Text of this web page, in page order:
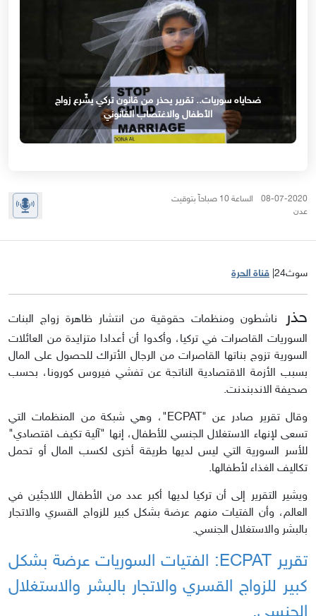
ضحاياه سوريات.. تقرير يحذر من قانون تركي يشّرع زواج
الأطفال والاغتصاب القانوني
08-07-2020 الساعة 10 صباحاً بتوقيت
عدن
سوث24| قناة الحرة
حذر
ناشطون ومنظمات حقوقية من انتشار ظاهرة زواج البنات
السوريات القاصرات في تركيا، وأكدوا أن أعدادا متزايدة من العائلات
السورية تزوج بناتها القاصرات من الرجال الأتراك للحصول على المال
بسبب الأزمة الاقتصادية الناتجة عن تفشي فيروس كورونا، بحسب
صحيفة الاندبندنت.
وقال تقرير صادر عن "ECPAT"، وهي شبكة من المنظمات التي
تسعى لإنهاء الاستغلال الجنسي للأطفال، إنها "آلية تكيف اقتصادي"
للأسر السورية التي ليس لديها طريقة أخرى لكسب المال أو تحمل
تكاليف الغذاء لأطفالها.
ويشير التقرير إلى أن تركيا لديها أكبر عدد من الأطفال اللاجئين في
العالم، وأن الفتيات منهم عرضة بشكل كبير للزواج القسري والاتجار
بالبشر والاستغلال الجنسي.
تقرير ECPAT: الفتيات السوريات عرضة بشكل
كبير للزواج القسري والاتجار بالبشر والاستغلال